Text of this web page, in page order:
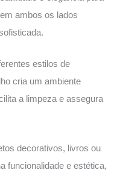
ambos os lados
estilos de
cria um ambiente
a limpeza e assegura
decorativos, livros ou
funcionalidade e estética,